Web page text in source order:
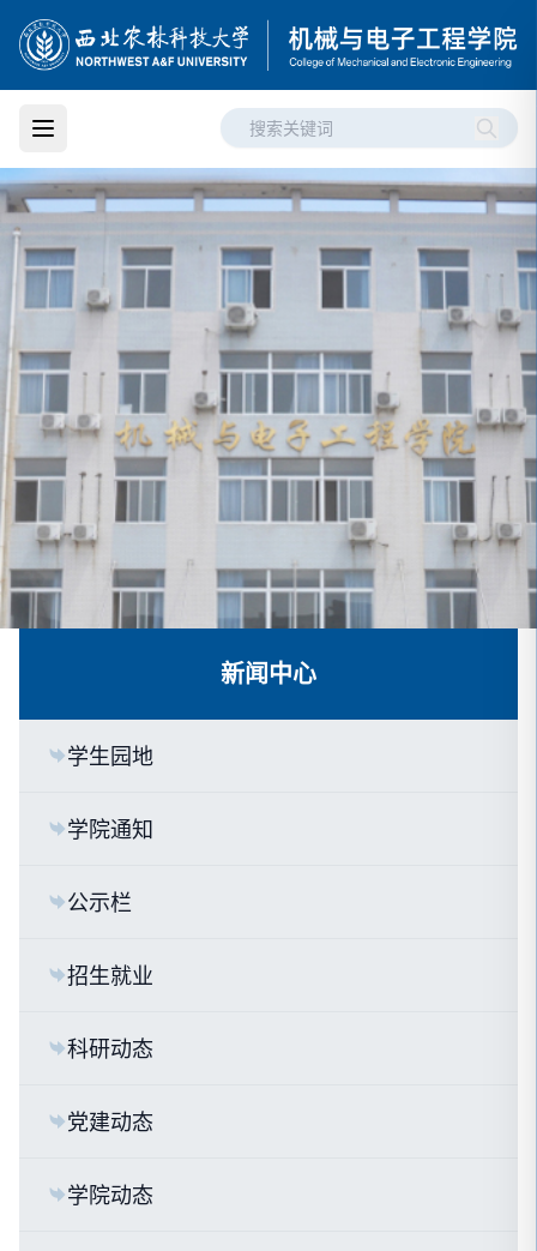
新闻中心
学生园地
学院通知
公示栏
招生就业
科研动态
党建动态
学院动态